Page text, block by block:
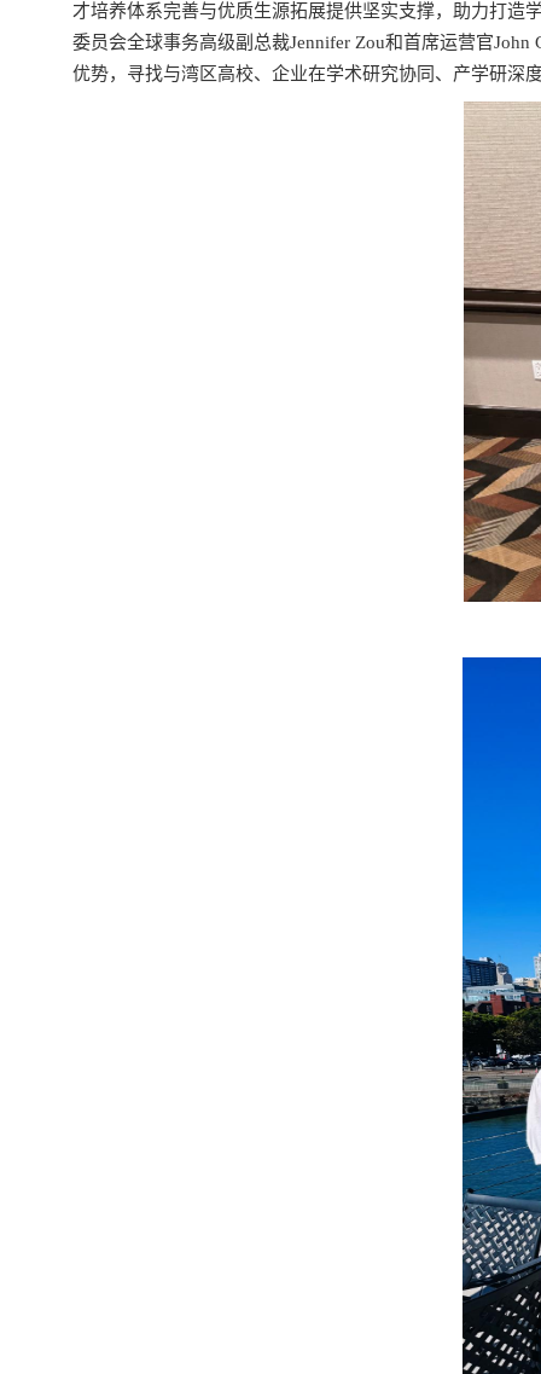
才培养体系完善与优质生源拓展提供坚实支撑，助力打造
委员会全球事务高级副总裁Jennifer Zou和首席运营官John
优势，寻找与湾区高校、企业在学术研究协同、产学研深